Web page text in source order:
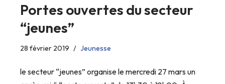
Portes ouvertes du secteur
“jeunes”
28 février 2019 Jeunesse
le secteur “jeunes” organise le mercredi 27 mars un